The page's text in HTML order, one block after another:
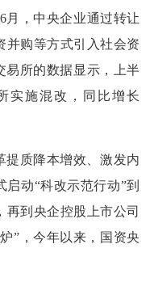
月，中央企业通过转让
并购等方式引入社会资
易所的数据显示，上半
实施混改，同比增长
提质降本增效、激发内
动“科改示范行动”到
到央企控股上市公司
”，今年以来，国资央